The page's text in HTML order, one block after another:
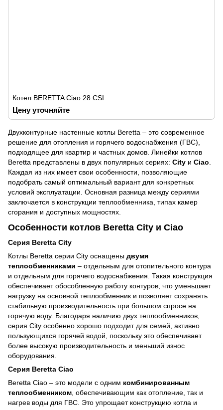
Котел BERETTA Ciao 28 CSI
Цену уточняйте
Двухконтурные настенные котлы Beretta – это современное
решение для отопления и горячего водоснабжения (ГВС),
подходящее для квартир и частных домов. Линейки котлов
Beretta представлены в двух популярных сериях: City и Ciao
Каждая из них имеет свои особенности, позволяющие
подобрать самый оптимальный вариант для конкретных
условий эксплуатации. Основная разница между сериями
заключается в конструкции теплообменника, типах камер
сгорания и доступных мощностях.
Особенности котлов Beretta City и Ciao
Серия Beretta City
Котлы Beretta серии City оснащены двумя
теплообменниками – отдельным для отопительного контура
и отдельным для горячего водоснабжения. Такая конструкция
обеспечивает обособленную работу контуров, что уменьшает
нагрузку на основной теплообменник и позволяет сохранять
стабильную производительность при большом спросе на
горячую воду. Благодаря наличию двух теплообменников,
серия City особенно хорошо подходит для семей, активно
пользующихся горячей водой, поскольку это обеспечивает
более высокую производительность и меньший износ
оборудования.
Серия Beretta Ciao
Beretta Ciao – это модели с одним комбинированным
теплообменником , обеспечивающим как отопление, так и
нагрев воды для ГВС. Это упрощает конструкцию котла и